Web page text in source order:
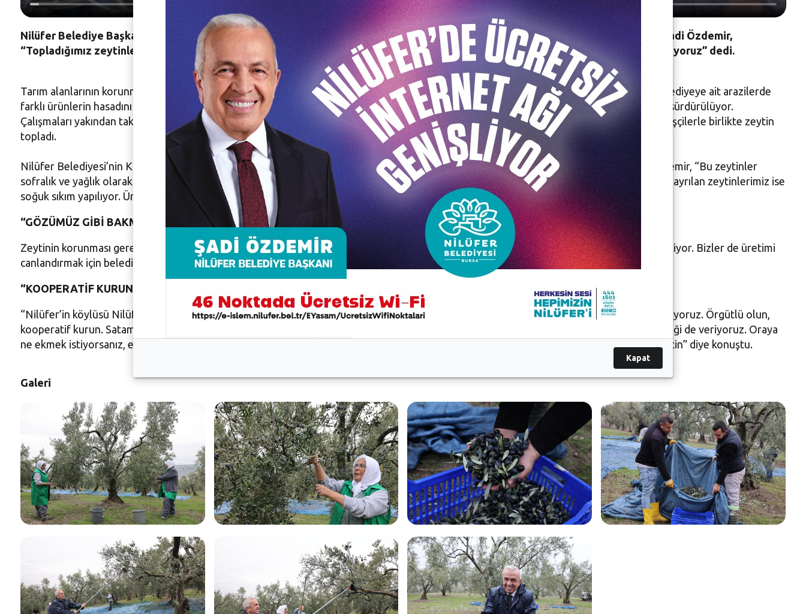
Nilüfer Belediye Başkanı Şadi Özdemir Konaklı Mahallesi’nde Nilüfer Belediyesi’ne ait arazideki zeytin hasadına katıldı. Başkan Şadi Özdemir,
“Topladığımız zeytinlerden elde ettiğimiz zeytinleri, sofralık ve yağlık olarak hazırlayıp, Nilüfer Bostan’larda halkımızla buluşturuyoruz” dedi.
Tarım alanlarının korunması ve iyi tarım uygulamalarının yaygınlaştırılması için örnek çalışmalar yürüten Nilüfer Belediyesi, yıl boyunca belediyeye ait arazilerde
farklı ürünlerin hasadını gerçekleştiriyor. Zeytin hasadının başladığı bu dönemde de Konaklı ve Fadıllı Mahalleleri’nde ürün toplama işlemi sürdürülüyor.
Çalışmaları yakından takip eden Nilüfer Belediye Başkanı Şadi Özdemir de Konaklı Mahallesi’ne giderek, hasat dönemi ile ilgili bilgi alarak, işçilerle birlikte zeytin
topladı.
Nilüfer Belediyesi’nin Konaklı Mahallesi’nde 350, Fadıllı Mahallesi’nde ise 100 ağaçlık bir arazisinin bulunduğunu belirten Başkan Şadi Özdemir, “Bu zeytinler
sofralık ve yağlık olarak ayrılıyor. Sofralık olarak ayrılan zeytinler Hasanağa Gıda Merkezi’nde işlenerek, hazır hale getiriliyor. Yağlık olarak ayrılan zeytinlerimiz ise
soğuk sıkım yapılıyor. Ürünlerimizi, Nilüfer Bostan satış noktalarında halkla buluşturuyoruz” dedi.
“GÖZÜMÜZ GİBİ BAKMALIYIZ”
Zeytinin korunması gerektiğine vurgu yapan Başkan Şadi Özdemir, “Siyah inci olarak da adlandırılan zeytine, gözümüz gibi bakmamız gerekiyor. Bizler de üretimi
canlandırmak için belediye olarak çalışmalarımızı sürdürüyoruz” diye konuştu.
“KOOPERATİF KURUN”
“Nilüfer’in köylüsü Nilüfer’in efendisi olsun” anlayışı ile hareket ettiklerini dile getiren Başkan Şadi Özdemir, “Çiftçi arkadaşlarımıza sesleniyoruz. Örgütlü olun,
kooperatif kurun. Satamıyorsanız biz satın alacağız. Satış sorununuz olmayacak. Nilüfer’de toprak analizlerini de yaptırdık, mühendis desteği de veriyoruz. Oraya
ne ekmek istiyorsanız, ekeceğiniz ürünün ihtiyaç duyacağı mineralleri de bildiğiniz için ona göre sizi doğru yönlendireceğiz. Siz yeter ki üretin” diye konuştu.
Galeri
Kapat